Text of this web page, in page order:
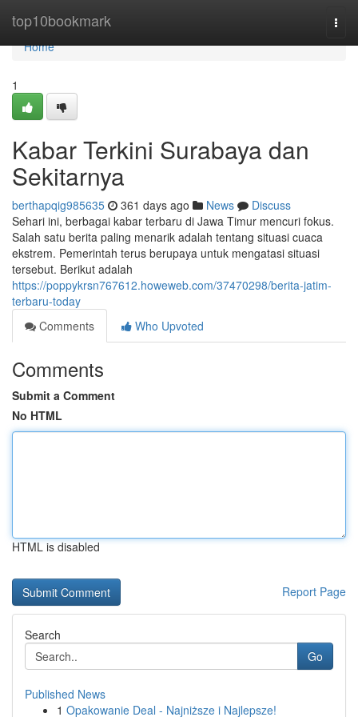
top10bookmark
Home
Home
1
Kabar Terkini Surabaya dan
Sekitarnya
berthapqig985635 361 days ago News
Discuss
Sehari ini, berbagai kabar terbaru di Jawa Timur mencuri fokus.
Salah satu berita paling menarik adalah tentang situasi cuaca
ekstrem. Pemerintah terus berupaya untuk mengatasi situasi
tersebut. Berikut adalah
https://poppykrsn767612.howeweb.com/37470298/berita-jatim-
terbaru-today
Comments
Who Upvoted
Comments
Submit a Comment
No HTML
HTML is disabled
Report Page
Search
Go
Published News
1 Opakowanie Deal - Najniższe i Najlepsze!